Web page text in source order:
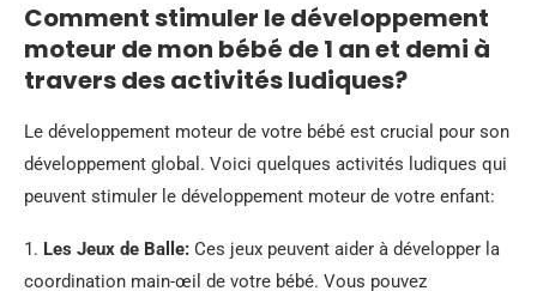
Comment stimuler le développement
moteur de mon bébé de 1 an et demi à
travers des activités ludiques?
Le développement moteur de votre bébé est crucial pour son
développement global. Voici quelques activités ludiques qui
peuvent stimuler le développement moteur de votre enfant:
1. Les Jeux de Balle: Ces jeux peuvent aider à développer la
coordination main-œil de votre bébé. Vous pouvez